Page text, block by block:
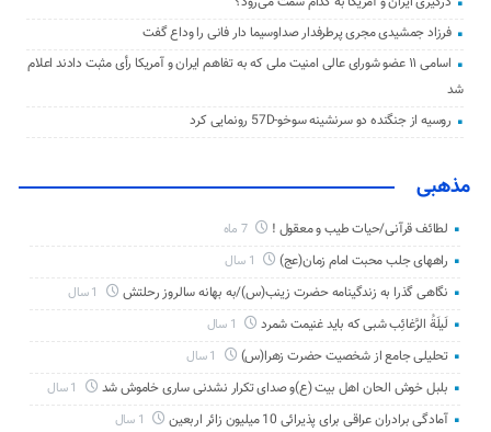
فرزاد جمشیدی مجری پرطرفدار صداوسیما دار فانی را وداع گفت
اسامی ۱۱ عضو شورای عالی امنیت ملی که به تفاهم ایران و آمریکا رأی مثبت دادند اعلام
شد
روسیه از جنگنده دو سرنشینه سوخو-57D رونمایی کرد
مذهبی
لطائف قرآنی/حیات طیب و معقول ! 7 ماه
راههای جلب محبت امام زمان(عج)
نگاهی گذرا به زندگینامه حضرت زینب(س)/به بهانه سالروز رحلتش
لَیلَةُ الرَّغائِب شبی که باید غنیمت شمرد
تحلیلی جامع از شخصیت حضرت زهرا(س)
بلبل خوش الحان اهل بیت (ع)و صدای تکرار نشدنی ساری خاموش شد
آمادگی برادران عراقی برای پذیرائی 10 میلیون زائر اربعین